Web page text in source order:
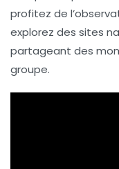
profitez de
explorez des sites
partageant des
groupe.